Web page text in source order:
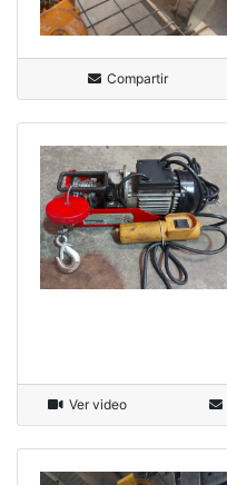
Compartir
Ver video